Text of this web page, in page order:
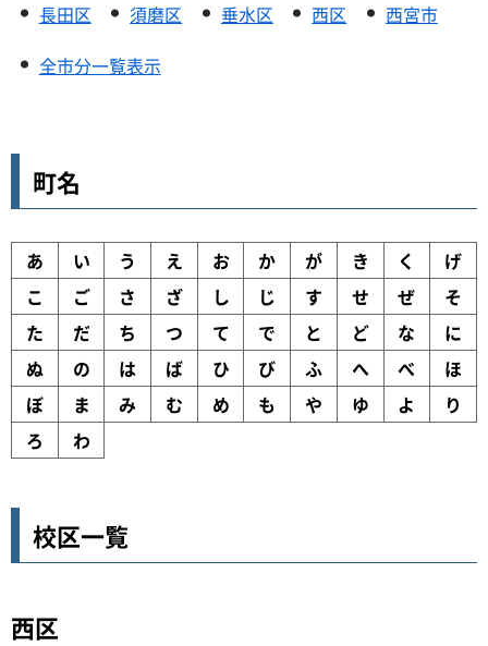
長田区
須磨区 垂水区 西区
西宮市
全市分一覧表示
町名
あ い う え お か が き く
げ
こ
ご さ ざ し じ す せ ぜ
そ
た
だ ち つ て で と ど な
に
ぬ
の は ば ひ び ふ へ べ
ほ
ぼ
ま み む め も や ゆ よ
り
ろ
わ
校区一覧
西区